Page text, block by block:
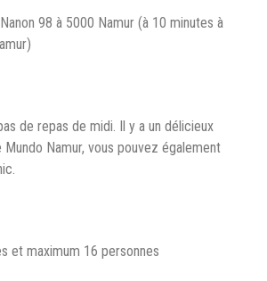
98 à 5000 Namur (à 10 minutes à
de repas de midi. Il y a un délicieux
Namur, vous pouvez également
et maximum 16 personnes